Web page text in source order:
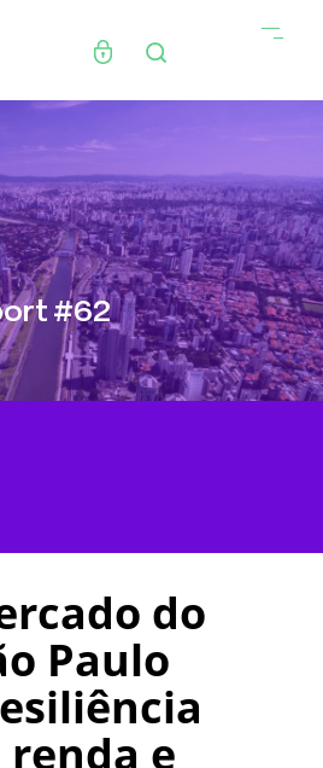
#62
do
Paulo
e